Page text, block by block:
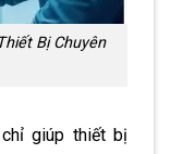
Bị Chuyên
giúp thiết bị